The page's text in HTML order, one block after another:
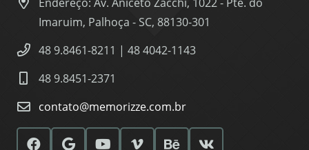
Imaruim, Palhoça - SC, 88130-301
48 9.8461-8211 | 48 4042-1143
48 9.8451-2371
contato@memorizze.com.br